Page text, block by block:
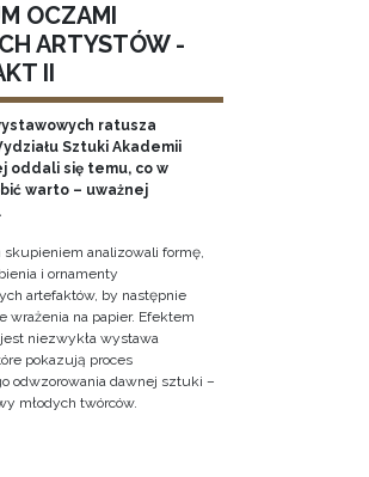
OCZAMI
ARTYSTÓW -
II
ratusza
Sztuki Akademii
oddali się temu, co w
warto – uważnej
skupieniem analizowali formę,
i ornamenty
artefaktów, by następnie
wrażenia na papier. Efektem
niezwykła wystawa
pokazują proces
odwzorowania dawnej sztuki –
młodych twórców.